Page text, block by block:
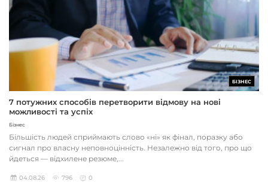
БІЗНЕС
7 потужних способів перетворити відмову на нові
можливості та успіх
Бізнес
Більшість людей сприймають слово «ні» як фінал, поразку або
сигнал про власну неповноцінність. Незалежно від того, про що
йдеться — відхилене резюме,...
04.08.26 796 0